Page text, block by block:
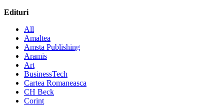
Edituri
All
Amaltea
Amsta Publishing
Aramis
Art
BusinessTech
Cartea Romaneasca
CH Beck
Corint